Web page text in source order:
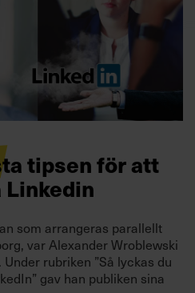
in
tipsen för att
Linkedin
som arrangeras parallellt
var Alexander Wroblewski
rubriken ”Så lyckas du
gav han publiken sina